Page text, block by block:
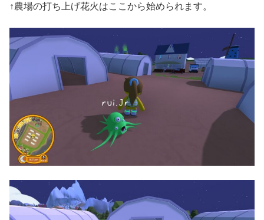
↑農場の打ち上げ花火はここから始められます。